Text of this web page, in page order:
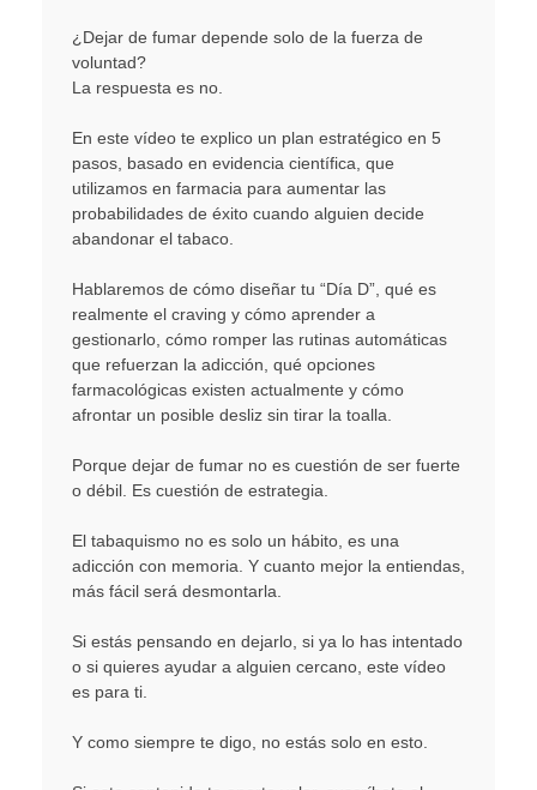
¿Dejar de fumar depende solo de la fuerza de
voluntad?
La respuesta es no.
En este vídeo te explico un plan estratégico en 5
pasos, basado en evidencia científica, que
utilizamos en farmacia para aumentar las
probabilidades de éxito cuando alguien decide
abandonar el tabaco.
Hablaremos de cómo diseñar tu “Día D”, qué es
realmente el craving y cómo aprender a
gestionarlo, cómo romper las rutinas automáticas
que refuerzan la adicción, qué opciones
farmacológicas existen actualmente y cómo
afrontar un posible desliz sin tirar la toalla.
Porque dejar de fumar no es cuestión de ser fuerte
o débil. Es cuestión de estrategia.
El tabaquismo no es solo un hábito, es una
adicción con memoria. Y cuanto mejor la entiendas,
más fácil será desmontarla.
Si estás pensando en dejarlo, si ya lo has intentado
o si quieres ayudar a alguien cercano, este vídeo
es para ti.
Y como siempre te digo, no estás solo en esto.